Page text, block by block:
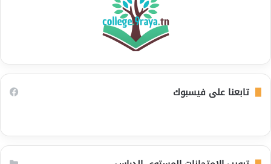
تابعنا على فيسبوك